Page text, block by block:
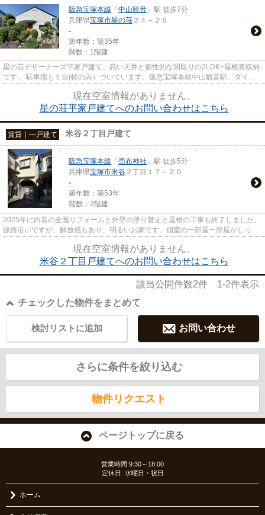
阪急宝塚本線 「 中山観音 」駅 徒歩7分
兵庫県宝塚市星の荘 ２４－２６
-
築年数：築35年
階数：1階建
星の荘デザーナーズ平家戸建て、高い天井と個性的な間取りの2LDK+屋根裏収納
です。 駐車場も１台(軽のみ）ついています。阪急宝塚本線中山観音駅、ダイエ
現在空室情報がありません。
星の荘平家戸建てへのお問い合わせはこちら
賃貸｜一戸建て 米谷２丁目戸建て
阪急宝塚本線 「 売布神社 」駅 徒歩5分
兵庫県宝塚市米谷 ２丁目１７－２０
-
築年数：築53年
階数：2階建
2025年に内装の全面リフォームと外壁の塗り替えと屋根の工事も終了しました。
線路沿いですが、解放感もあり、明るいお家です。個室の一部屋一部屋がしっか
現在空室情報がありません。
米谷２丁目戸建てへのお問い合わせはこちら
該当公開件数2件 1-2件表示
チェックした物件をまとめて
お問い合わせ
検討リストに追加
さらに条件を絞り込む
物件リクエスト
ページトップに戻る
営業時間:9:30～18:00
定休日: 水曜日・祝日
ホーム